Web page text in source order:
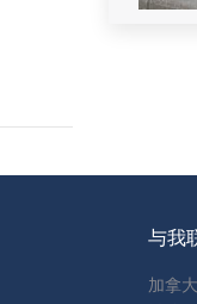
与我
加拿